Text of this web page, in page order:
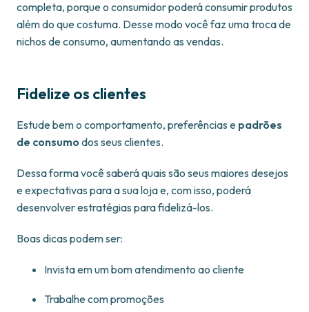
completa, porque o consumidor poderá consumir produtos
além do que costuma. Desse modo você faz uma troca de
nichos de consumo, aumentando as vendas.
Fidelize os clientes
Estude bem o comportamento, preferências e padrões
de consumo dos seus clientes.
Dessa forma você saberá quais são seus maiores desejos
e expectativas para a sua loja e, com isso, poderá
desenvolver estratégias para fidelizá-los.
Boas dicas podem ser:
Invista em um bom atendimento ao cliente
Trabalhe com promoções